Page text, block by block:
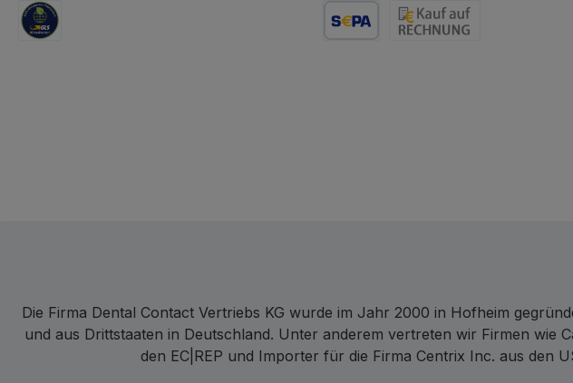
Die Firma Dental Contact Vertriebs KG wurde im Jahr 2000 in Hofheim
und aus Drittstaaten in Deutschland. Unter anderem vertreten wir Firmen wie
den EC|REP und Importer für die Firma Centrix Inc. aus den